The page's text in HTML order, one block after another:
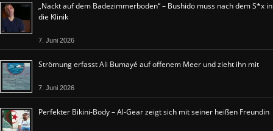
„Nackt auf dem Badezimmerboden“ – Bushido muss nach dem S*x in
die Klinik
7. Juni 2026
Strömung erfasst Ali Bumayé auf offenem Meer und zieht ihn mit
7. Juni 2026
Perfekter Bikini-Body – Al-Gear zeigt sich mit seiner heißen Freundin